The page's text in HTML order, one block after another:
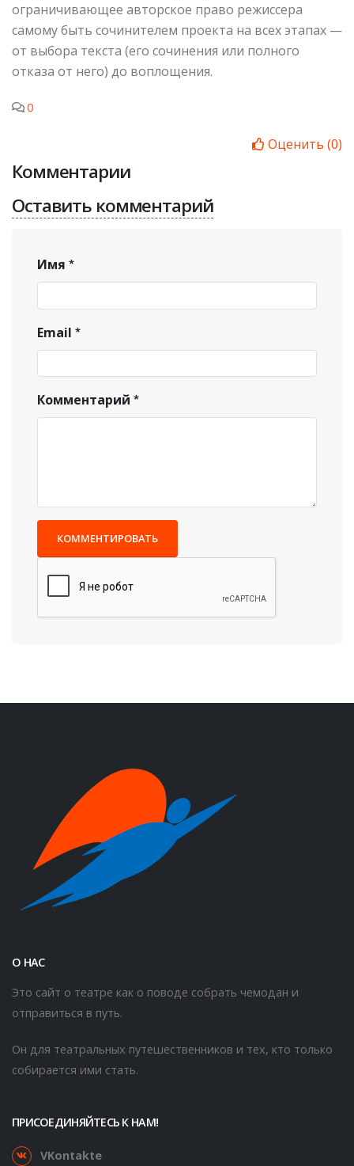
ограничивающее авторское право режиссера
самому быть сочинителем проекта на всех этапах —
от выбора текста (его сочинения или полного
отказа от него) до воплощения.
0
Оценить (0)
Комментарии
Оставить комментарий
Имя
Email
Комментарий
КОММЕНТИРОВАТЬ
О НАС
Это сайт о театре как о поводе собрать чемодан и
отправиться в путь.
Он для театральных путешественников и тех, кто только
собирается ими стать.
ПРИСОЕДИНЯЙТЕСЬ К НАМ!
VKontakte